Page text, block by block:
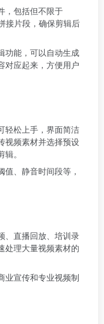
，包括但不限于
接片段，确保剪辑后
功能，可以自动生成
对应起来，方便用户
轻松上手，界面简洁
视频素材并选择预设
。
、静音时间段等，
、直播回放、培训录
处理大量视频素材的
业宣传和专业视频制